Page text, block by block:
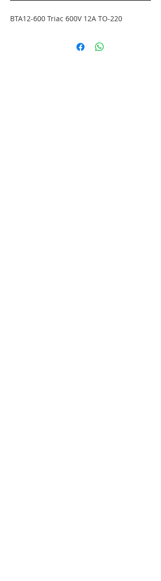
BTA12-600 Triac 600V 12A TO-220